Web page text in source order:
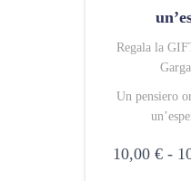
Regala la
Un pensiero
10,00 € -